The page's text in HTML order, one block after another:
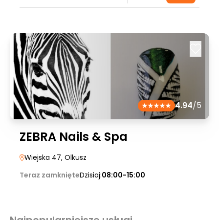
4.94/5
ZEBRA Nails & Spa
Wiejska 47, Olkusz
Teraz zamknięteDzisiaj:08:00-15:00